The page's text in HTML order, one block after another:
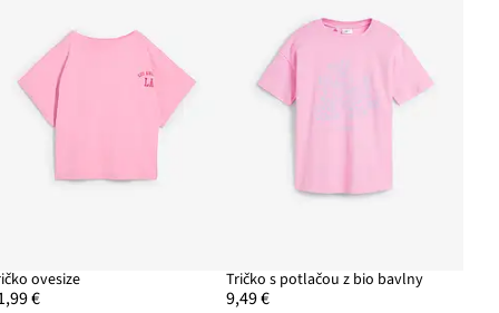
ovesize
€
Tričko s potlačou z bio bavlny
9,49 €